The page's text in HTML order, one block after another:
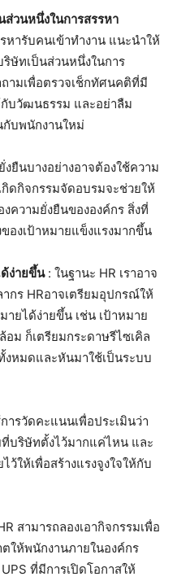
ส่วนหนึ่งในการสรรหา
ารับคนเข้าทำงาน แนะนำให้
ริษัทเป็นส่วนหนึ่งในการ
ามเพื่อตรวจเช็กทัศนคติที่มี
บวัฒนธรรม และอย่าลืม
บพนักงานใหม่
ยืนบางอย่างอาจต้องใช้ความ
ดกิจกรรมจัดอบรมจะช่วยให้
ความยั่งยืนขององค์กร สิ่งที่
ของเป้าหมายแข็งแรงมากขึ้น
ง่ายขึ้น: ในฐานะ HR เราอาจ
กร HRอาจเตรียมอุปกรณ์ให้
ายได้ง่ายขึ้น เช่น เป้าหมาย
ม ก็เตรียมกระดาษรีไซเคิล
งหมดและหันมาใช้เป็นระบบ
ารวัดคะแนนเพื่อประเมินว่า
บริษัทตั้งไว้มากแค่ไหน และ
ว้ให้เพื่อสร้างแรงจูงใจให้กับ
สามารถลองเอากิจกรรมเพื่อ
ให้พนักงานภายในองค์กร
ที่มีการเปิดโอกาสให้